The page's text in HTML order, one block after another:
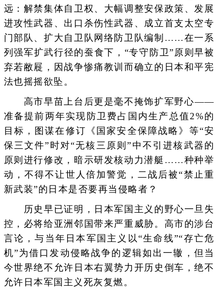
远：解禁集体自卫权、大幅调整安保政策、发展
进攻性武器、出口杀伤性武器、成立首支太空专
门部队、扩大自卫队网络防卫队编制……在一系
列强军扩武行径的蚕食下，“专守防卫”原则早被
弃若敝屣，因战争惨痛教训而确立的日本和平宪
法也摇摇欲坠。
高市早苗上台后更是毫不掩饰扩军野心——
准备提前两年实现防卫费占国内生产总值2%的
目标，图谋在修订《国家安全保障战略》等“安
保三文件”时对“无核三原则”中不引进核武器的
原则进行修改，暗示研发核动力潜艇……种种举
动，不得不让世人倍加警觉，二战后被“禁止重
新武装”的日本是否要再当侵略者？
历史早已证明，日本军国主义的野心一旦失
控，必将给亚洲邻国带来严重威胁。高市的涉台
言论，与当年日本军国主义以“生命线”“存亡危
机”为借口发动侵略战争的逻辑如出一辙，但当
今世界绝不允许日本右翼势力开历史倒车，绝不
允许日本军国主义死灰复燃。